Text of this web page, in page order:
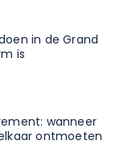
in de Grand
is
wanneer
ontmoeten